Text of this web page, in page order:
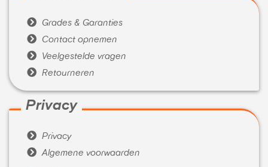
 Grades & Garanties
 Contact opnemen
 Veelgestelde vragen
 Retourneren
Privacy
 Privacy
 Algemene voorwaarden